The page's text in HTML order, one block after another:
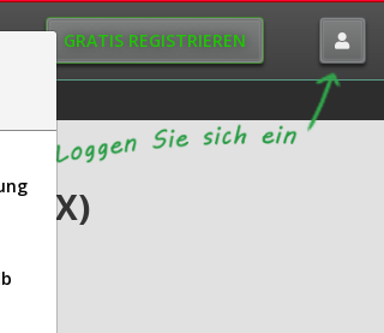
GRATIS REGISTRIEREN